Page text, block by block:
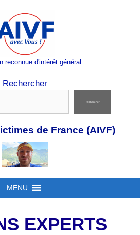
reconnue d'intérêt général
Rechercher
Rechercher
de France (AIVF)
MENU
EXPERTS